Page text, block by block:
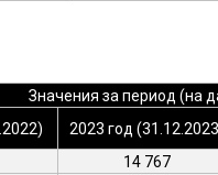
Значения за период (на
2023 год
14 767